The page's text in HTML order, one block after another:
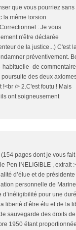
que vous pourriez sans
la même torsion
: Je vous
n'être déclarée
de la justice...) C'est
préventivement.
de
des deux
!<br /> 2.C'est foutu ! Mais
ont soigneusement
pages dont je vous fait
Pen INELIGIBLE , extrait
d’élue et de présidente
personnelle de
d’inéligibilité pour une
liberté d’être élu et de la
sauvegarde des droits de
1950 étant